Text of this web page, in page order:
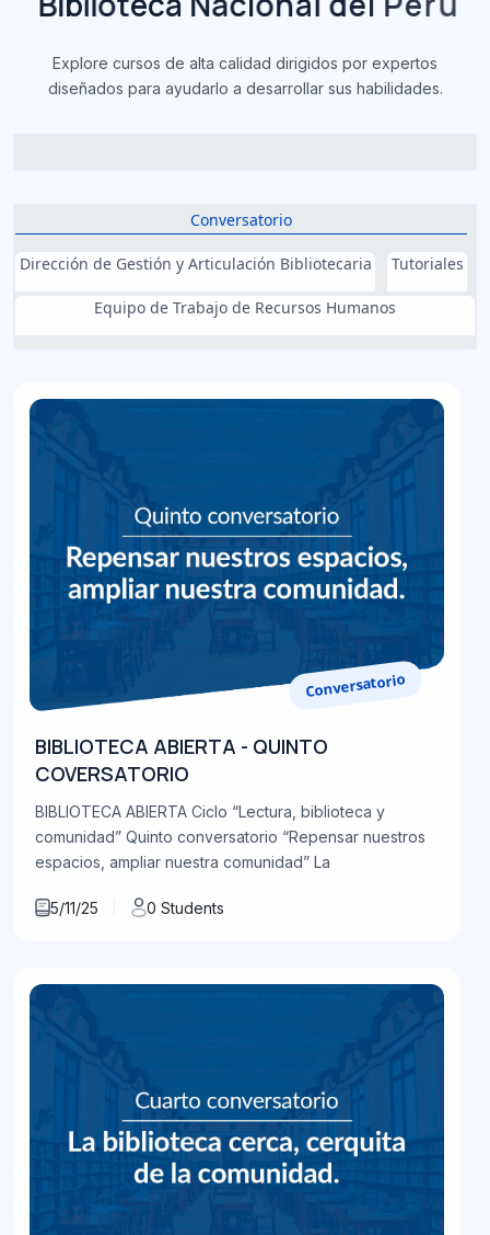
Explore cursos de alta calidad dirigidos por expertos
diseñados para ayudarlo a desarrollar sus habilidades.
Conversatorio
Dirección de Gestión y Articulación Bibliotecaria Tutoriales
Equipo de Trabajo de Recursos Humanos
Conversatorio
BIBLIOTECA ABIERTA - QUINTO
COVERSATORIO
BIBLIOTECA ABIERTA Ciclo “Lectura, biblioteca y
comunidad” Quinto conversatorio “Repensar nuestros
espacios, ampliar nuestra comunidad” La
5/11/25 0 Students